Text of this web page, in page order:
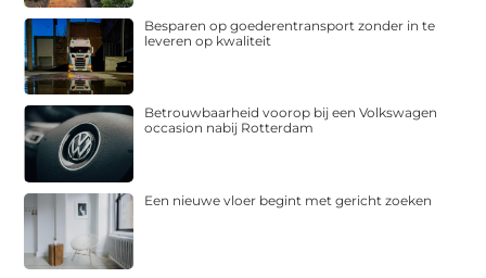
Besparen op goederentransport zonder in te
leveren op kwaliteit
Betrouwbaarheid voorop bij een Volkswagen
occasion nabij Rotterdam
Een nieuwe vloer begint met gericht zoeken